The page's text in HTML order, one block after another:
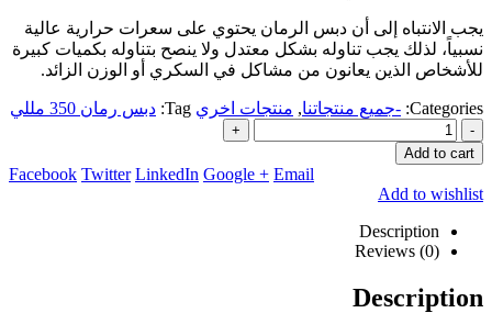
يجب الانتباه إلى أن دبس الرمان يحتوي على سعرات حرارية عالية
نسبياً، لذلك يجب تناوله بشكل معتدل ولا ينصح بتناوله بكميات كبيرة
للأشخاص الذين يعانون من مشاكل في السكري أو الوزن الزائد.
Categories: -جميع منتجاتنا, منتجات اخري Tag: دبس رمان 350 مللي
-
+
Add to cart
Facebook Twitter LinkedIn Google + Email
Add to wishlist
Description
Reviews (0)
Description